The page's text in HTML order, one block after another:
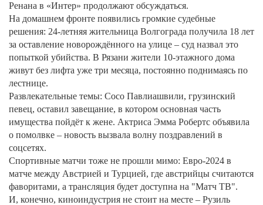
Ренана в «Интер» продолжают обсуждаться.
На домашнем фронте появились громкие судебные
решения: 24‑летняя жительница Волгограда получила 18 лет
за оставление новорождённого на улице – суд назвал это
попыткой убийства. В Рязани жители 10‑этажного дома
живут без лифта уже три месяца, постоянно поднимаясь по
лестнице.
Развлекательные темы: Сосо Павлиашвили, грузинский
певец, оставил завещание, в котором основная часть
имущества пойдёт к жене. Актриса Эмма Робертс объявила
о помолвке – новость вызвала волну поздравлений в
соцсетях.
Спортивные матчи тоже не прошли мимо: Евро‑2024 в
матче между Австрией и Турцией, где австрийцы считаются
фаворитами, а трансляция будет доступна на "Матч ТВ".
И, конечно, киноиндустрия не стоит на месте – Рузиль